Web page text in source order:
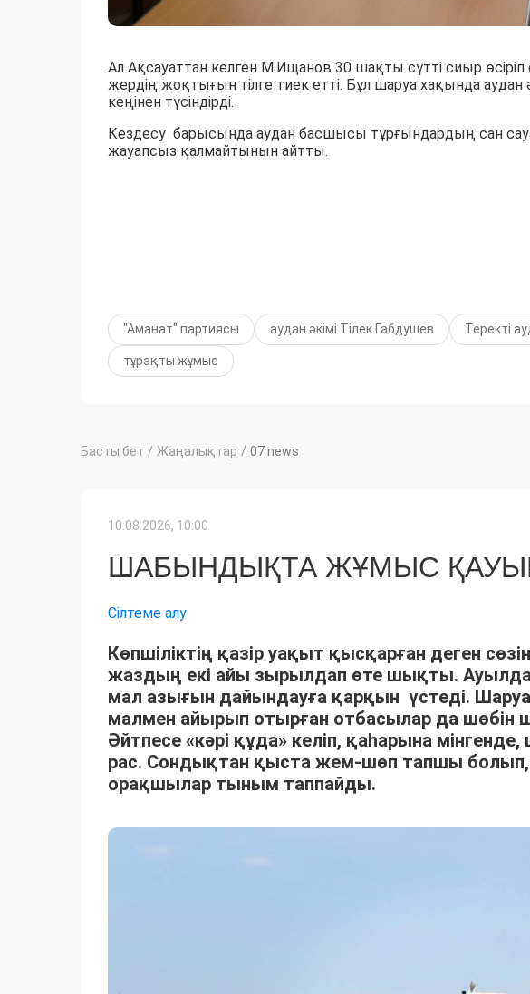
Ал Ақсауаттан келген М.Ищанов 30 шақты сүтті сиыр
жердің жоқтығын тілге тиек етті. Бұл шаруа хақында
кеңінен түсіндірді.
Кездесу барысында аудан басшысы тұрғындардың сан
жауапсыз қалмайтынын айтты.
"Аманат" партиясы аудан әкімі Тілек Габдушев Теректі
тұрақты жұмыс
Басты бет / Жаңалықтар / 07 news
10.08.2026, 10:00
ШАБЫНДЫҚТА ЖҰМЫС
Сілтеме алу
Көпшіліктің қазір уақыт қысқарған деген
жаздың екі айы зырылдап өте шықты.
мал азығын дайындауға қарқын үстеді.
малмен айырып отырған отбасылар да шөбін
Әйтпесе «кәрі құда» келіп, қаһарына
рас. Сондықтан қыста жем-шөп тапшы
орақшылар тыным таппайды.